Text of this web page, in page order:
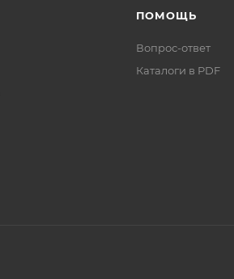
ПОМОЩЬ
Вопрос-ответ
Каталоги в PDF